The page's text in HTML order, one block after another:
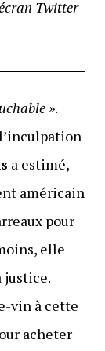
Twitter
».
a estimé,
américain
pour
elle
justice.
vin à cette
acheter